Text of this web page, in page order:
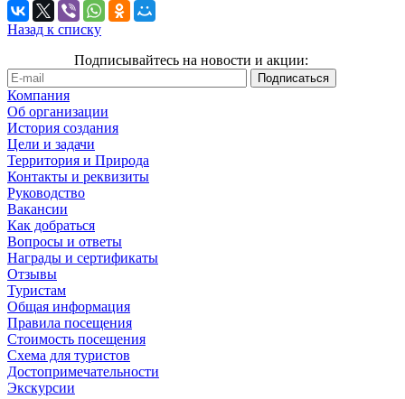
Назад к списку
Подписывайтесь на новости и акции:
Компания
Об организации
История создания
Цели и задачи
Территория и Природа
Контакты и реквизиты
Руководство
Вакансии
Как добраться
Вопросы и ответы
Награды и сертификаты
Отзывы
Туристам
Общая информация
Правила посещения
Стоимость посещения
Схема для туристов
Достопримечательности
Экскурсии